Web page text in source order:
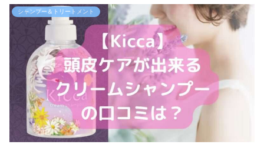
シャンプー＆トリートメント